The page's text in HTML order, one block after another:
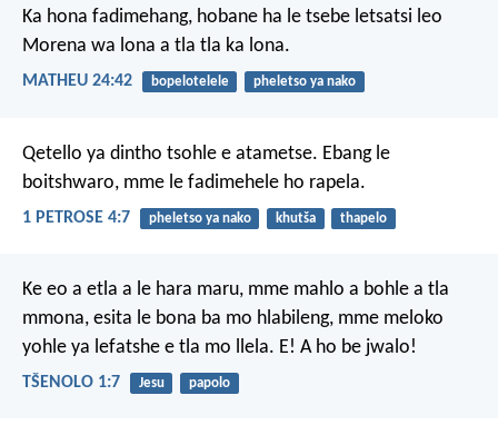
Ka hona fadimehang, hobane ha le tsebe letsatsi leo
Morena wa lona a tla tla ka lona.
MATHEU 24:42 bopelotelele pheletso ya nako
Qetello ya dintho tsohle e atametse. Ebang le
boitshwaro, mme le fadimehele ho rapela.
1 PETROSE 4:7 pheletso ya nako khutša thapelo
Ke eo a etla a le hara maru, mme mahlo a bohle a tla
mmona, esita le bona ba mo hlabileng, mme meloko
yohle ya lefatshe e tla mo llela. E! A ho be jwalo!
TŠENOLO 1:7 Jesu papolo